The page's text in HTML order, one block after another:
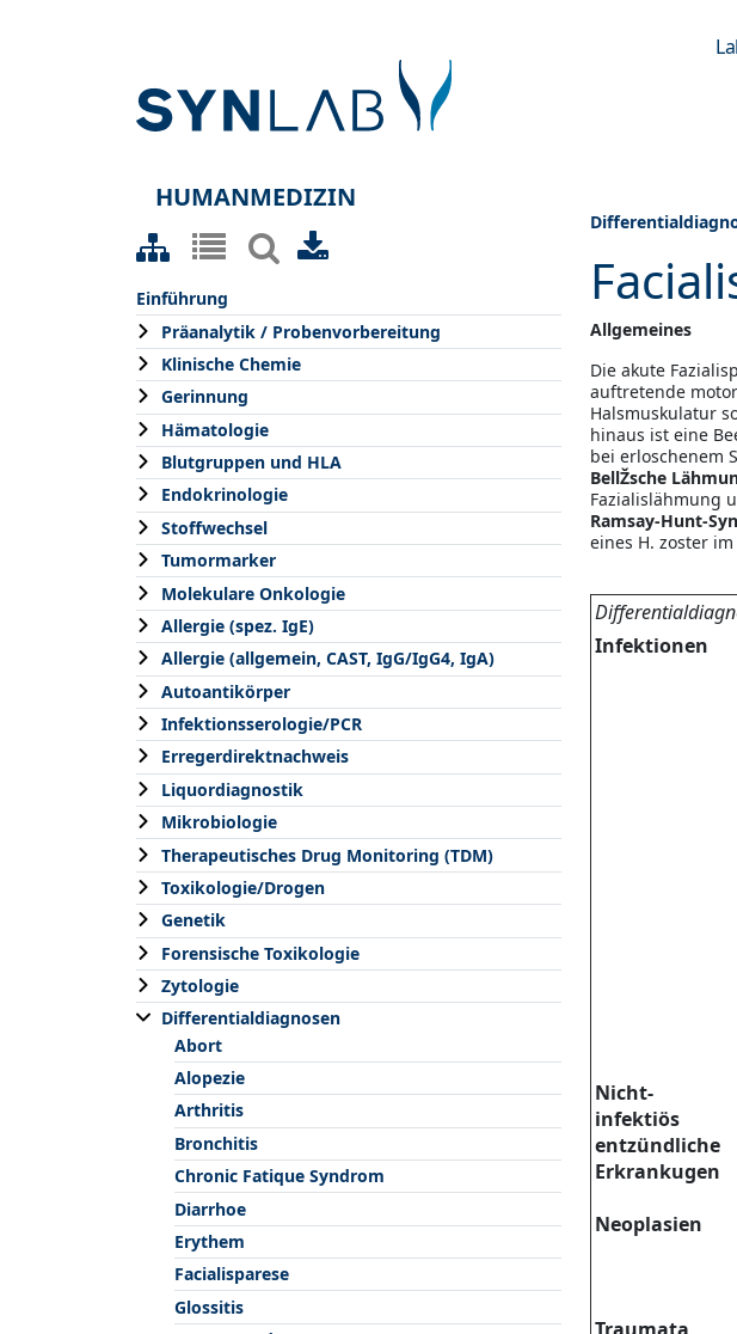
HUMANMEDIZIN
Einführung
Präanalytik / Probenvorbereitung
Klinische Chemie
Gerinnung
Hämatologie
Blutgruppen und HLA
Endokrinologie
Stoffwechsel
Tumormarker
Molekulare Onkologie
Allergie (spez. IgE)
Allergie (allgemein, CAST, IgG/IgG4, IgA)
Autoantikörper
Infektionsserologie/PCR
Erregerdirektnachweis
Liquordiagnostik
Mikrobiologie
Therapeutisches Drug Monitoring (TDM)
Toxikologie/Drogen
Genetik
Forensische Toxikologie
Zytologie
Differentialdiagnosen
Abort
Alopezie
Arthritis
Bronchitis
Chronic Fatique Syndrom
Diarrhoe
Erythem
Facialisparese
Glossitis
Allgemeines
Die akute
auftretende
Halsmuskulatur
hinaus ist eine
bei erloschenem
BellŽsche
Fazialislähmung
Ramsay-Hunt-Syn
eines H. zoster
Infektionen
Nicht-
infektiös
entzündliche
Erkrankugen
Neoplasien